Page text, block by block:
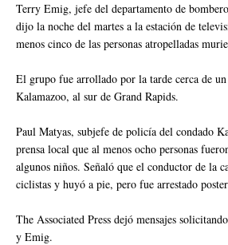
Terry Emig, jefe del departamento de
dijo la noche del martes a la estación de
menos cinco de las personas atropelladas
El grupo fue arrollado por la tarde cerca de un
Kalamazoo, al sur de Grand Rapids.
Paul Matyas, subjefe de policía del condado
prensa local que al menos ocho personas
algunos niños. Señaló que el conductor de la
ciclistas y huyó a pie, pero fue arrestado
The Associated Press dejó mensajes
y Emig.